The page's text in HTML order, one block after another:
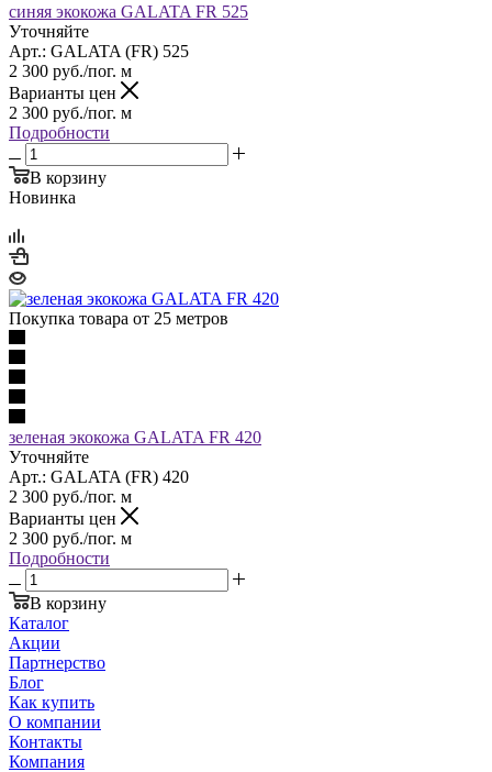
синяя экокожа GALATA FR 525
Уточняйте
Арт.: GALATA (FR) 525
2 300 руб./пог. м
Варианты цен
2 300 руб./пог. м
Подробности
В корзину
Новинка
Покупка товара от 25 метров
зеленая экокожа GALATA FR 420
Уточняйте
Арт.: GALATA (FR) 420
2 300 руб./пог. м
Варианты цен
2 300 руб./пог. м
Подробности
В корзину
Каталог
Акции
Партнерство
Блог
Как купить
О компании
Контакты
Компания